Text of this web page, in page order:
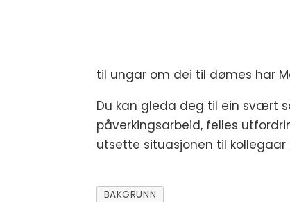
til ungar om dei til dømes har
Du kan gleda deg til ein svært
påverkingsarbeid, felles
utsette situasjonen til
BAKGRUNN